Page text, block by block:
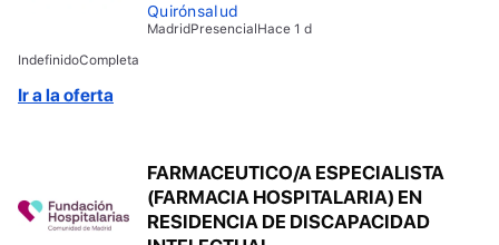
Quirónsalud
MadridPresencialHace 1 d
IndefinidoCompleta
Ir a la oferta
FARMACEUTICO/A ESPECIALISTA
(FARMACIA HOSPITALARIA) EN
RESIDENCIA DE DISCAPACIDAD